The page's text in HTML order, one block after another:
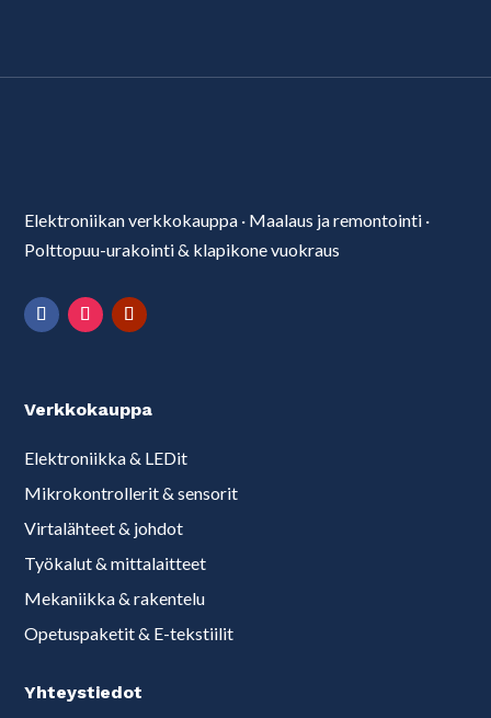
Elektroniikan verkkokauppa · Maalaus ja remontointi ·
Polttopuu-urakointi & klapikone vuokraus
Verkkokauppa
Elektroniikka & LEDit
Mikrokontrollerit & sensorit
Virtalähteet & johdot
Työkalut & mittalaitteet
Mekaniikka & rakentelu
Opetuspaketit & E-tekstiilit
Yhteystiedot